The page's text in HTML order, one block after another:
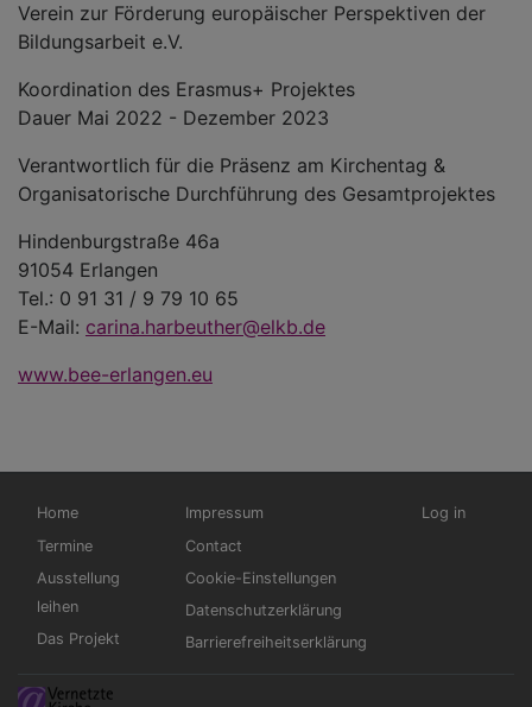
Verein zur Förderung europäischer Perspektiven der
Bildungsarbeit e.V.
Koordination des Erasmus+ Projektes
Dauer Mai 2022 - Dezember 2023
Verantwortlich für die Präsenz am Kirchentag &
Organisatorische Durchführung des Gesamtprojektes
Hindenburgstraße 46a
91054 Erlangen
Tel.: 0 91 31 / 9 79 10 65
E-Mail: carina.harbeuther@elkb.de
www.bee-erlangen.eu
Hauptnavigation
Home
Termine
Ausstellung
leihen
Das Projekt
Fußbereichsmenü
Impressum
Contact
Cookie-Einstellungen
Datenschutzerklärung
Barrierefreiheitserklärung
Log in